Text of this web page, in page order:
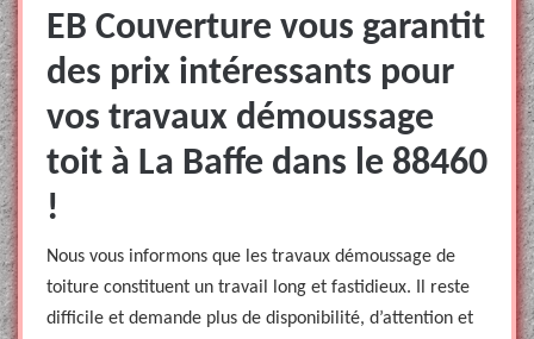
EB Couverture vous garantit
des prix intéressants pour
vos travaux démoussage
toit à La Baffe dans le 88460
!
Nous vous informons que les travaux démoussage de
toiture constituent un travail long et fastidieux. Il reste
difficile et demande plus de disponibilité, d’attention et